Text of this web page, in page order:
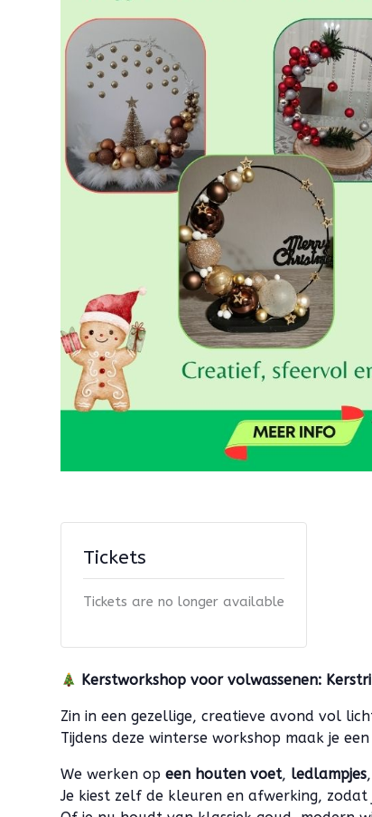
Tickets
Tickets are no longer available
Kerstworkshop voor volwassenen:
Zin in een gezellige, creatieve avond vol
Tijdens deze winterse workshop maak je
We werken opeen houten voet, ledlampjes,
Je kiest zelf de kleuren en afwerking,